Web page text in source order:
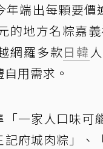
端出每顆要
的地方名粽嘉
網羅多款日韓
用需求。
一家人口味可
府城肉粽」、